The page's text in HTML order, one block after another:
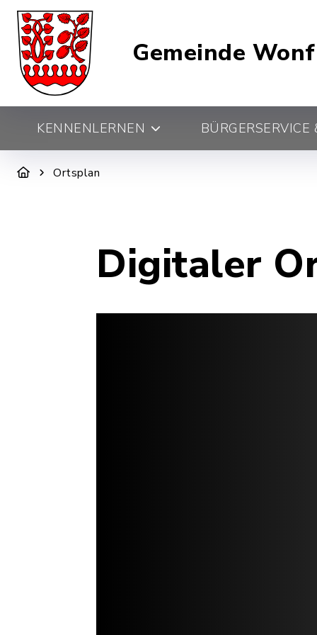
Gemeinde
KENNENLERNEN
Ortsplan
Digitaler